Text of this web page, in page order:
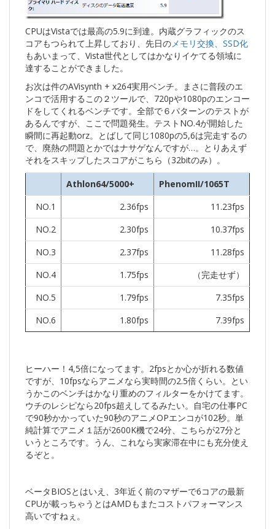
CPUはVistaでは最高の5.9に到達。内蔵グラフィックのス
コアもつられて上昇しており、先日のメモリ交換、SSD化
もあいまって、Vista世代としてはかなりイケてる領域に
達することができました。
お次は件のAVisynth + x264実用ベンチ。まさに普段のエ
ンコで活用するこの２ツールで、720pや1080pのエンコー
ドをしてくれるベンチです。全部で６パターンのテストが
あるんですが、ここで問題発生。テストNO.4が開始した
瞬間に再起動orz。とばして同じ1080pの5,6は完走するの
で、廃熱の問題とかではナサゲなんですが…。とりあえず
それをスキップしたスコアがこちら（32bitのみ）。
Athlon64/5000+
PhenomII/1065T
NO.1
2.36fps
11.23fps
NO.2
2.30fps
10.37fps
NO.3
2.37fps
11.28fps
NO.4
1.75fps
（完走せず）
NO.5
1.79fps
7.35fps
NO.6
1.80fps 7.39fps
ヒーハー！4,5倍になってます。2fpsとか心が折れる数値
ですが、10fpsならアニメなら実時間の2.5倍くらい。とい
うかこのベンチはかなり重めのフィルターをかけてます。
ウチのレシピなら20fps超えしてるみたい。自宅の仕事PC
で90秒かかっていた90秒のアニメOPエンコが102秒。単
純計算でアニメ１話が2600K機で24分、こちらが27分と
いうところです。うん、これなら実家滞在中にも充分使え
るぞと。
ベータBIOSとはいえ、3年近く前のマザーで6コアの最新
CPUが載っちゃうとはAMDもまたコストパフォーマンス
高いですねぇ。